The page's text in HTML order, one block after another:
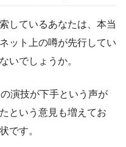
しているあなたは、本当
ット上の噂が先行してい
いでしょうか。
演技が下手という声が
という意見も増えてお
です。